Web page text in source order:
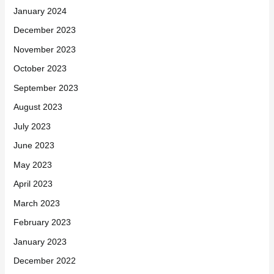
January 2024
December 2023
November 2023
October 2023
September 2023
August 2023
July 2023
June 2023
May 2023
April 2023
March 2023
February 2023
January 2023
December 2022